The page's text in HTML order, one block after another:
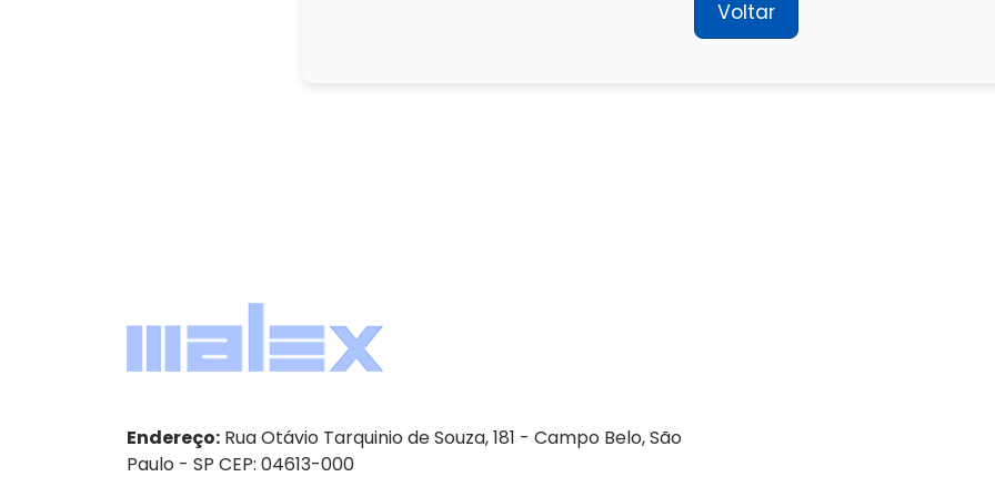
Voltar
Endereço: Rua Otávio Tarquinio de Souza, 181 - Campo Belo, São
Paulo - SP CEP: 04613-000